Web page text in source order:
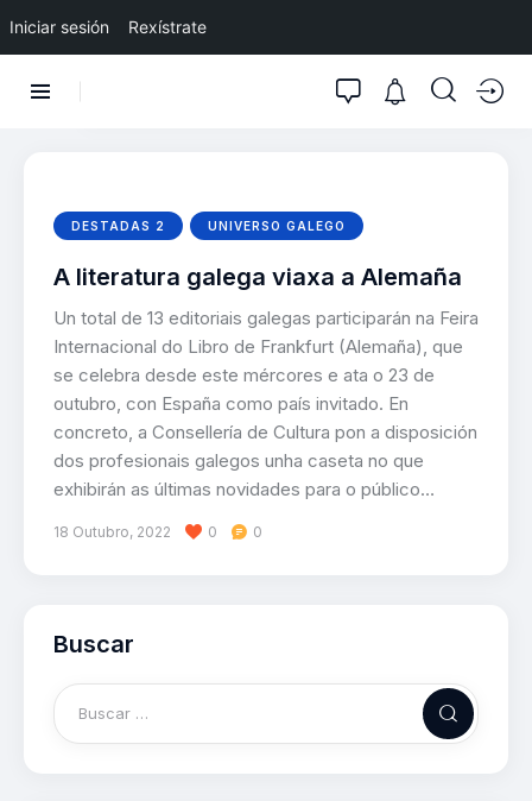
Iniciar sesión Rexístrate
DESTADAS 2 UNIVERSO GALEGO
A literatura galega viaxa a Alemaña
Un total de 13 editoriais galegas participarán na Feira
Internacional do Libro de Frankfurt (Alemaña), que
se celebra desde este mércores e ata o 23 de
outubro, con España como país invitado. En
concreto, a Consellería de Cultura pon a disposición
dos profesionais galegos unha caseta no que
exhibirán as últimas novidades para o público…
18 Outubro, 2022 0 0
Buscar